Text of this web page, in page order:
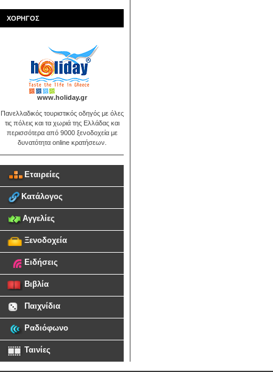
ΧΟΡΗΓΟΣ
www.holiday.gr
Πανελλαδικός τουριστικός οδηγός με όλες
τις πόλεις και τα χωριά της Ελλάδας και
περισσότερα από 9000 ξενοδοχεία με
δυνατότητα online κρατήσεων.
Εταιρείες
Κατάλογος
Αγγελίες
Ξενοδοχεία
Ειδήσεις
Βιβλία
Παιχνίδια
Ραδιόφωνο
Ταινίες